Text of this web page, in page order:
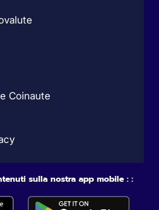
Coinaute
sulla nostra app mobile : :